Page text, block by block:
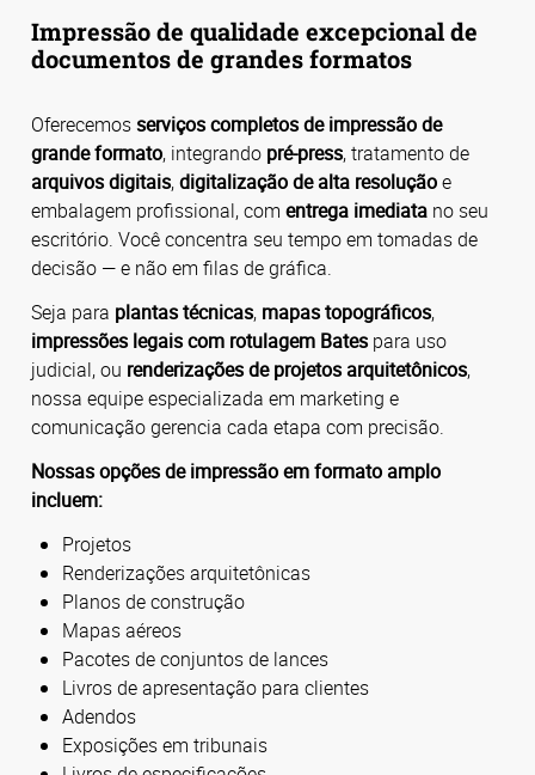
Impressão de qualidade excepcional de
documentos de grandes formatos
Oferecemosserviços completos de impressão de
grande formato, integrando pré-press, tratamento de
arquivos digitais,digitalização de alta resoluçãoe
embalagem profissional, com entrega imediata no seu
escritório. Você concentra seu tempo em tomadas de
decisão — e não em filas de gráfica.
Seja para plantas técnicas, mapas topográficos,
impressões legais com rotulagem Bates para uso
judicial, ou renderizações de projetos arquitetônicos,
nossa equipe especializada em marketing e
comunicação gerencia cada etapa com precisão.
Nossas opções de impressão em formato amplo
incluem:
Projetos
Renderizações arquitetônicas
Planos de construção
Mapas aéreos
Pacotes de conjuntos de lances
Livros de apresentação para clientes
Adendos
Exposições em tribunais